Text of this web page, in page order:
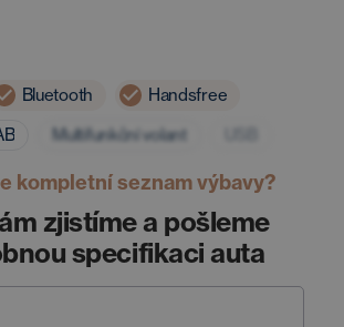
Bluetooth
Handsfree
Multifunkční volant
kompletní seznam výbavy?
zjistíme a pošleme
specifikaci auta